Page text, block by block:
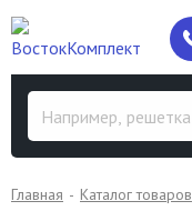
Главная
Каталог товаров